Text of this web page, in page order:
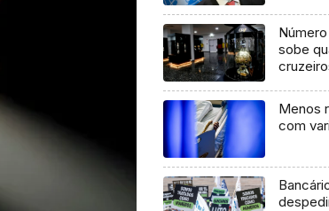
sobe
Menos
com